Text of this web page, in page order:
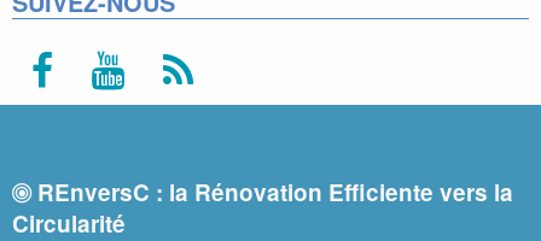
REnversC : la Rénovation Efficiente vers la
Circularité